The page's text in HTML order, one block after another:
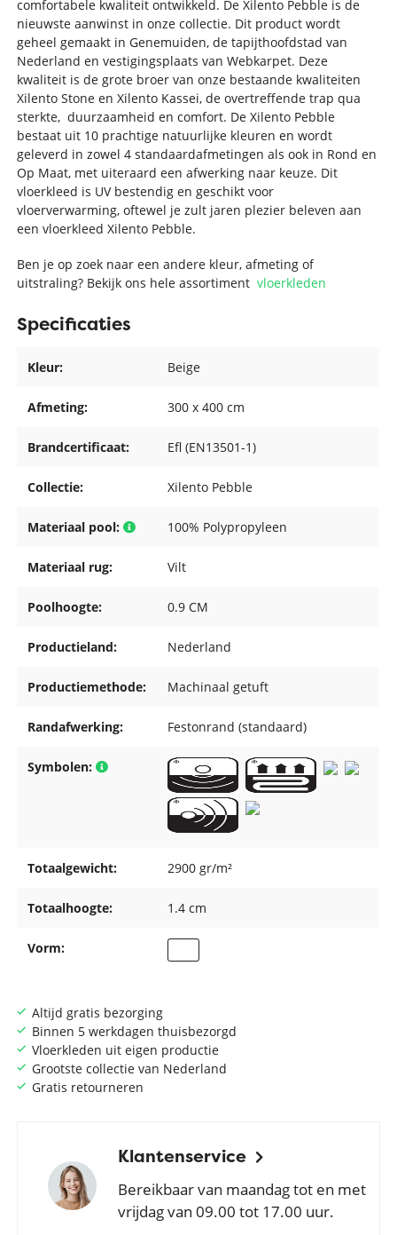
Altijd gratis bezorging
Binnen 5 werkdagen thuisbezorgd
Vloerkleden uit eigen productie
Grootste collectie van Nederland
Gratis retourneren
Klantenservice
Bereikbaar van maandag tot en met
vrijdag van 09.00 tot 17.00 uur.
comfortabele kwaliteit ontwikkeld. De Xilento Pebble is de
nieuwste aanwinst in onze collectie. Dit product wordt
geheel gemaakt in Genemuiden, de tapijthoofdstad van
Nederland en vestigingsplaats van Webkarpet. Deze
kwaliteit is de grote broer van onze bestaande kwaliteiten
Xilento Stone en Xilento Kassei, de overtreffende trap qua
sterkte, duurzaamheid en comfort. De Xilento Pebble
bestaat uit 10 prachtige natuurlijke kleuren en wordt
geleverd in zowel 4 standaardafmetingen als ook in Rond en
Op Maat, met uiteraard een afwerking naar keuze. Dit
vloerkleed is UV bestendig en geschikt voor
vloerverwarming, oftewel je zult jaren plezier beleven aan
een vloerkleed Xilento Pebble.
Ben je op zoek naar een andere kleur, afmeting of
uitstraling? Bekijk ons hele assortimentvloerkleden
Specificaties
Kleur: Beige
Afmeting: 300 x 400 cm
Brandcertificaat: Efl (EN13501-1)
Collectie: Xilento Pebble
Materiaal pool: 100% Polypropyleen
Materiaal rug: Vilt
Poolhoogte: 0.9 CM
Productieland: Nederland
Productiemethode: Machinaal getuft
Randafwerking: Festonrand (standaard)
Symbolen:
Totaalgewicht: 2900 gr/m²
Totaalhoogte: 1.4 cm
Vorm: